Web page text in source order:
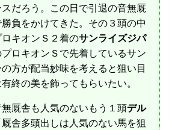
だろう。この日で引退の音無厩
負をかけてきた。その３頭の中
キオンＳ２着のサンライズジパ
ロキオンＳで先着しているサン
方が配当妙味を考えると狙い目
終の美を飾ってもらいたい。
厩舎も人気のないもう１頭デル
舎多頭出しは人気のない馬を狙